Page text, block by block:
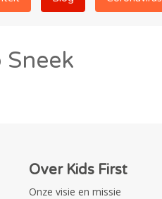
Over Kids First
Onze visie en missie